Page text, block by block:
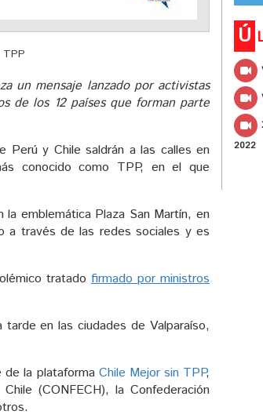
TPP
un mensaje lanzado por activistas
de los 12 países que forman parte
Perú y Chile saldrán a las calles en
conocido como TPP, en el que
emblemática Plaza San Martín, en
a través de las redes sociales y es
tratado firmado por ministros
en las ciudades de Valparaíso,
de la plataforma Chile Mejor sin TPP,
(CONFECH), la Confederación
Ú
2022